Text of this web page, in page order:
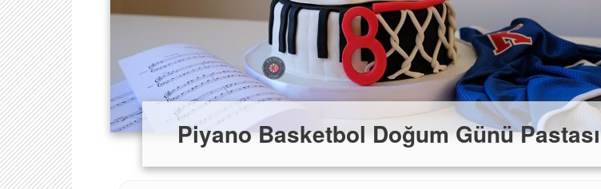
Piyano Basketbol Doğum Günü Pastası